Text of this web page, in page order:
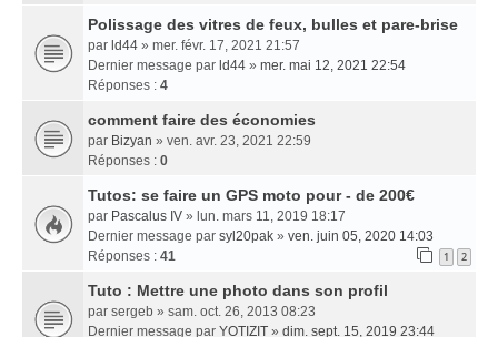
Polissage des vitres de feux, bulles et pare-brise
par ld44 » mer. févr. 17, 2021 21:57
Dernier message par ld44 » mer. mai 12, 2021 22:54
Réponses : 4
comment faire des économies
par Bizyan » ven. avr. 23, 2021 22:59
Réponses : 0
Tutos: se faire un GPS moto pour - de 200€
par Pascalus IV » lun. mars 11, 2019 18:17
Dernier message par syl20pak » ven. juin 05, 2020 14:03
Réponses : 41 1 2
Tuto : Mettre une photo dans son profil
par sergeb » sam. oct. 26, 2013 08:23
Dernier message par YOTIZIT » dim. sept. 15, 2019 23:44